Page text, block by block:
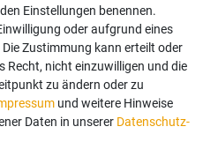
Einstellungen benennen.
oder aufgrund eines
Zustimmung kann erteilt oder
Recht, nicht einzuwilligen und die
zu ändern oder zu
und weitere Hinweise
Daten in unserer Daten­schutz­